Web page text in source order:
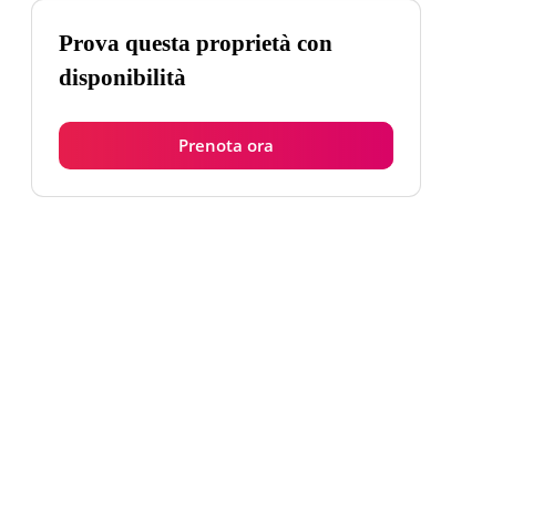
Prova questa proprietà con
disponibilità
Prenota ora